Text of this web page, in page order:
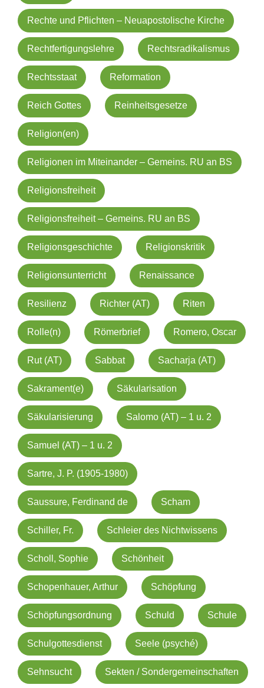
Rechte und Pflichten – Neuapostolische Kirche
Rechtfertigungslehre Rechtsradikalismus
Rechtsstaat Reformation
Reich Gottes Reinheitsgesetze
Religion(en)
Religionen im Miteinander – Gemeins. RU an BS
Religionsfreiheit
Religionsfreiheit – Gemeins. RU an BS
Religionsgeschichte Religionskritik
Religionsunterricht Renaissance
Resilienz Richter (AT) Riten
Rolle(n) Römerbrief Romero, Oscar
Rut (AT) Sabbat Sacharja (AT)
Sakrament(e) Säkularisation
Säkularisierung Salomo (AT) – 1 u. 2
Samuel (AT) – 1 u. 2
Sartre, J. P. (1905-1980)
Saussure, Ferdinand de Scham
Schiller, Fr. Schleier des Nichtwissens
Scholl, Sophie Schönheit
Schopenhauer, Arthur Schöpfung
Schöpfungsordnung Schuld Schule
Schulgottesdienst Seele (psyché)
Sehnsucht Sekten / Sondergemeinschaften